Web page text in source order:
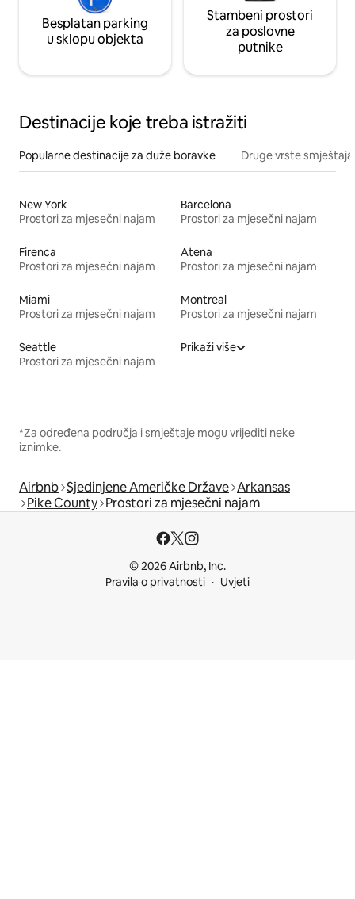
Besplatan parking
u sklopu objekta
Stambeni prostori
za poslovne
putnike
Destinacije koje treba istražiti
Popularne destinacije za duže boravke Druge vrste smještaja
New York
Prostori za mjesečni najam
Barcelona
Prostori za mjesečni najam
Firenca
Prostori za mjesečni najam
Atena
Prostori za mjesečni najam
Miami
Prostori za mjesečni najam
Montreal
Prostori za mjesečni najam
Seattle
Prostori za mjesečni najam
Prikaži više
*Za određena područja i smještaje mogu vrijediti neke
iznimke.
Airbnb Sjedinjene Američke Države Arkansas
Pike County Prostori za mjesečni najam
© 2026 Airbnb, Inc.
Pravila o privatnosti
Uvjeti